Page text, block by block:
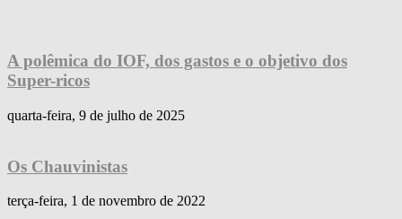
A polêmica do IOF, dos gastos e o objetivo dos
Super-ricos
quarta-feira, 9 de julho de 2025
Os Chauvinistas
terça-feira, 1 de novembro de 2022